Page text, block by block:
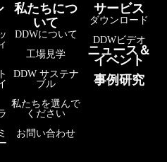
私たちにつ
いて
DDWについて
工場見学
DDW サステナ
ブル
私たちを選んで
ください
お問い合わせ
サービス
ダウンロード
DDWビデオ
ニュース＆
イベント
事例研究
Bahasa Indonesia
हिन्दी
فارسی